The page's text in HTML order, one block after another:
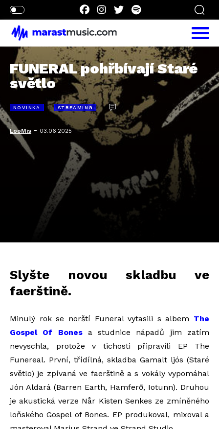
FUNERAL pohřbívají Staré
světlo
NOVINKA STREAMING
LooMis - 03.06.2025
Slyšte novou skladbu ve
faerštině.
Minulý rok se norští Funeral vytasili s albem The
Gospel Of Bonesa studnice nápadů jim zatím
nevyschla, protože v tichosti připravili EP The
Funereal. První, třídílná, skladba Gamalt ljós (Staré
světlo) je zpívaná ve faerštině a s vokály vypomáhal
Jón Aldará (Barren Earth, Hamferð, Iotunn). Druhou
je akustická verze Når Kisten Senkes ze zmíněného
loňského Gospel of Bones. EP produkoval, mixoval a